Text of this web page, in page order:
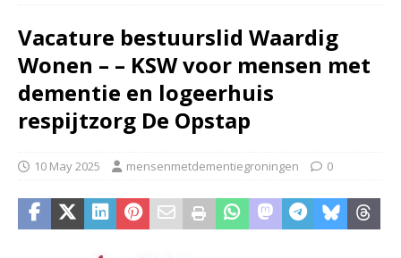
Vacature bestuurslid Waardig
Wonen – – KSW voor mensen met
dementie en logeerhuis
respijtzorg De Opstap
10 May 2025 mensenmetdementiegroningen 0